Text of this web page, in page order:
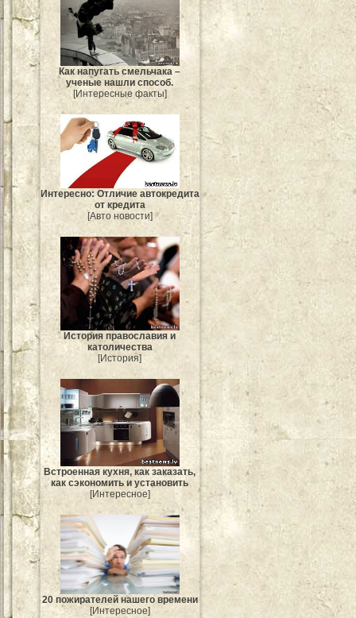
Как напугать смельчака –
ученые нашли способ.
[Интересные факты]
Интересно: Отличие автокредита
от кредита
[Авто новости]
История православия и
католичества
[История]
Встроенная кухня, как заказать,
как сэкономить и установить
[Интересное]
20 пожирателей нашего времени
[Интересное]